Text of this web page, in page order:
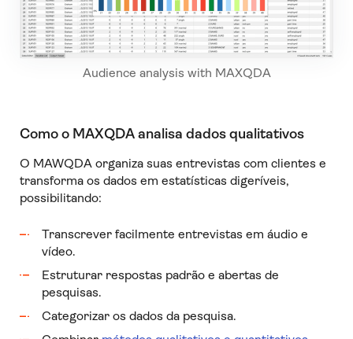
Audience analysis with MAXQDA
Como o MAXQDA analisa dados qualitativos
O MAWQDA organiza suas entrevistas com clientes e
transforma os dados em estatísticas digeríveis,
possibilitando:
Transcrever facilmente entrevistas em áudio e
vídeo.
Estruturar respostas padrão e abertas de
pesquisas.
Categorizar os dados da pesquisa.